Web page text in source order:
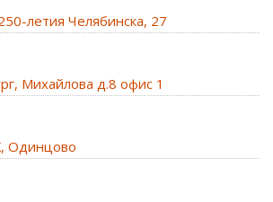
летия Челябинска, 27
Михайлова д.8 офис 1
Одинцово